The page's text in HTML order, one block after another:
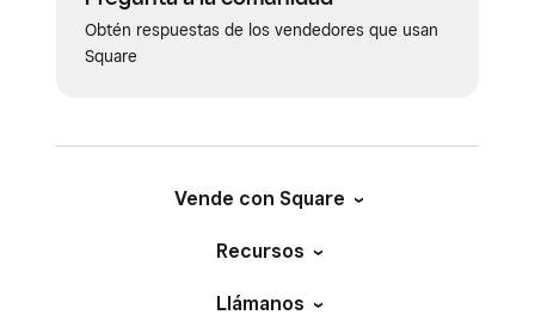
Obtén respuestas de los vendedores que usan
Square
Vende con Square
Recursos
Llámanos